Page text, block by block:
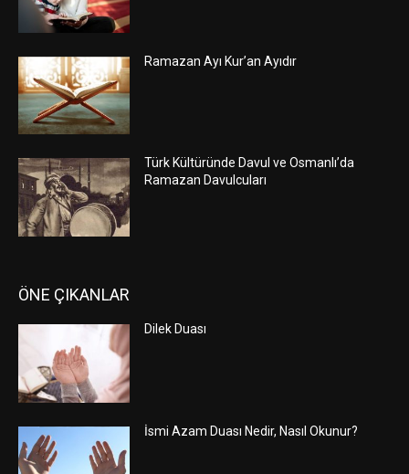
Ramazan Ayı Kur’an Ayıdır
Türk Kültüründe Davul ve Osmanlı’da
Ramazan Davulcuları
ÖNE ÇIKANLAR
Dilek Duası
İsmi Azam Duası Nedir, Nasıl Okunur?